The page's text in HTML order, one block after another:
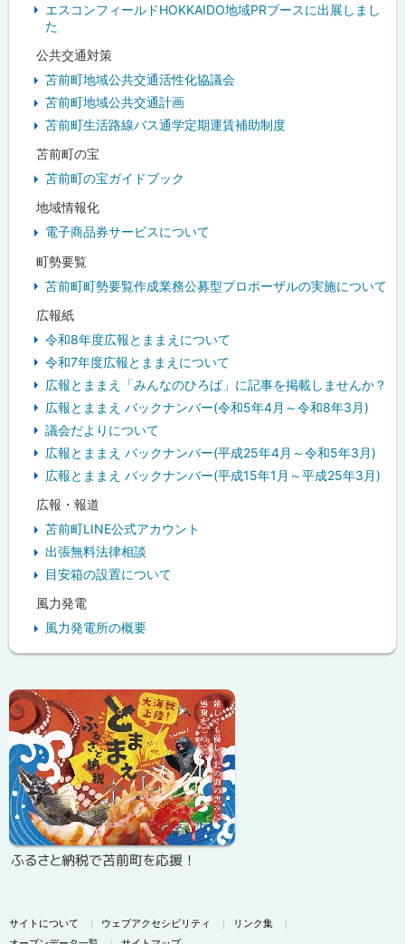
エスコンフィールドHOKKAIDO地域PRブースに出展しまし
た
公共交通対策
苫前町地域公共交通活性化協議会
苫前町地域公共交通計画
苫前町生活路線バス通学定期運賃補助制度
苫前町の宝
苫前町の宝ガイドブック
地域情報化
電子商品券サービスについて
町勢要覧
苫前町町勢要覧作成業務公募型プロポーザルの実施について
広報紙
令和8年度広報とままえについて
令和7年度広報とままえについて
広報とままえ「みんなのひろば」に記事を掲載しませんか？
広報とままえ バックナンバー(令和5年4月～令和8年3月)
議会だよりについて
広報とままえ バックナンバー(平成25年4月～令和5年3月)
広報とままえ バックナンバー(平成15年1月～平成25年3月)
広報・報道
苫前町LINE公式アカウント
出張無料法律相談
目安箱の設置について
風力発電
風力発電所の概要
ッ
ク
ア
ッ
プ
ふるさと納税で苫前町を応援！
サイトについて ウェブアクセシビリティ
リンク集